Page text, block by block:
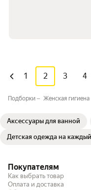
1 2 3 4
Подборки Женская гигиена
Аксессуары для ванной⁣⁣⁣⁣⁣⁣⁣
Детская одежда на
Покупателям
Как выбрать товар
Оплата и доставка